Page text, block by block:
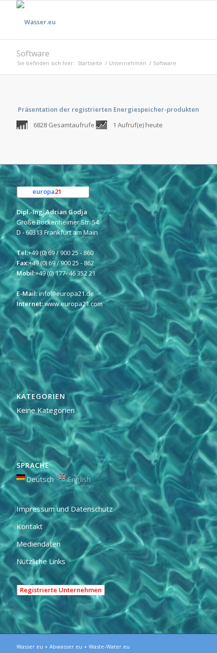
Software
Sie befinden sich hier: Startseite / Unternehmen / Software
Präsentation der registrierten Energiespeicher-produkten
6828 Gesamtaufrufe
1 Aufruf(e) heute
europa21
Dipl.-Ing. Adrian Godja
Große Bockenheimer Str. 54
D - 60313 Frankfurt am Main
Tel:+49 (0) 69 / 900 25 - 860
Fax:+49 (0) 69 / 900 25 - 862
Mobil:+49 (0) 177- 46 352 21
E-Mail:info@europa21.de
Internet:www.europa21.com
KATEGORIEN
Keine Kategorien
SPRACHE
Deutsch English
Impressum und Datenschutz
Kontakt
Mediendaten
Nützliche Links
Registrierte Unternehmen
Wasser.eu + Abwasser.eu + Waste-Water.eu